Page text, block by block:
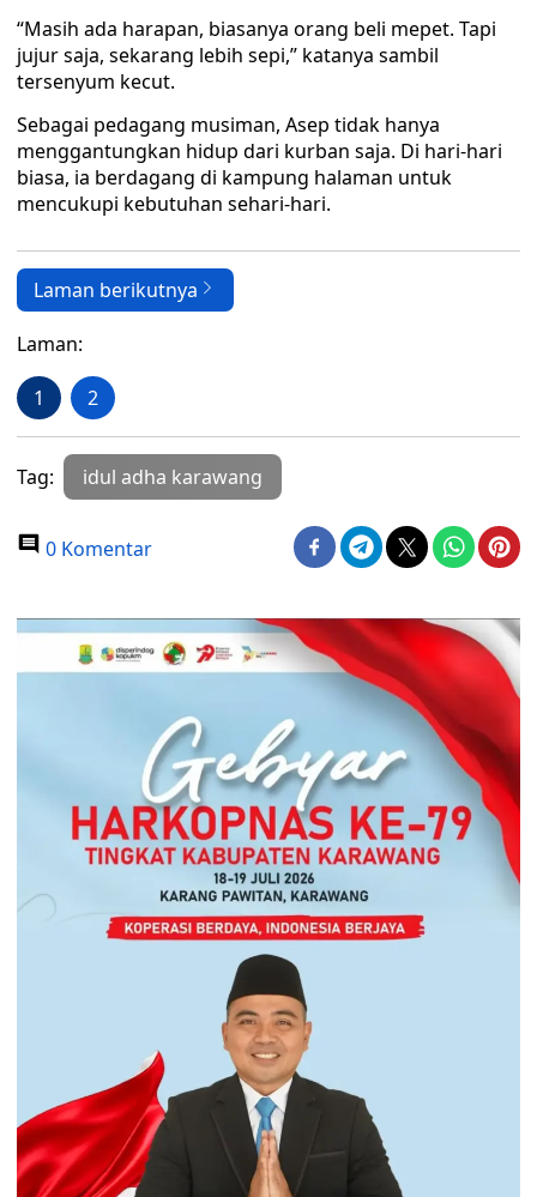
“Masih ada harapan, biasanya orang beli mepet. Tapi
jujur saja, sekarang lebih sepi,” katanya sambil
tersenyum kecut.
Sebagai pedagang musiman, Asep tidak hanya
menggantungkan hidup dari kurban saja. Di hari-hari
biasa, ia berdagang di kampung halaman untuk
mencukupi kebutuhan sehari-hari.
Laman berikutnya
Laman:
1 2
Tag: idul adha karawang
0 Komentar